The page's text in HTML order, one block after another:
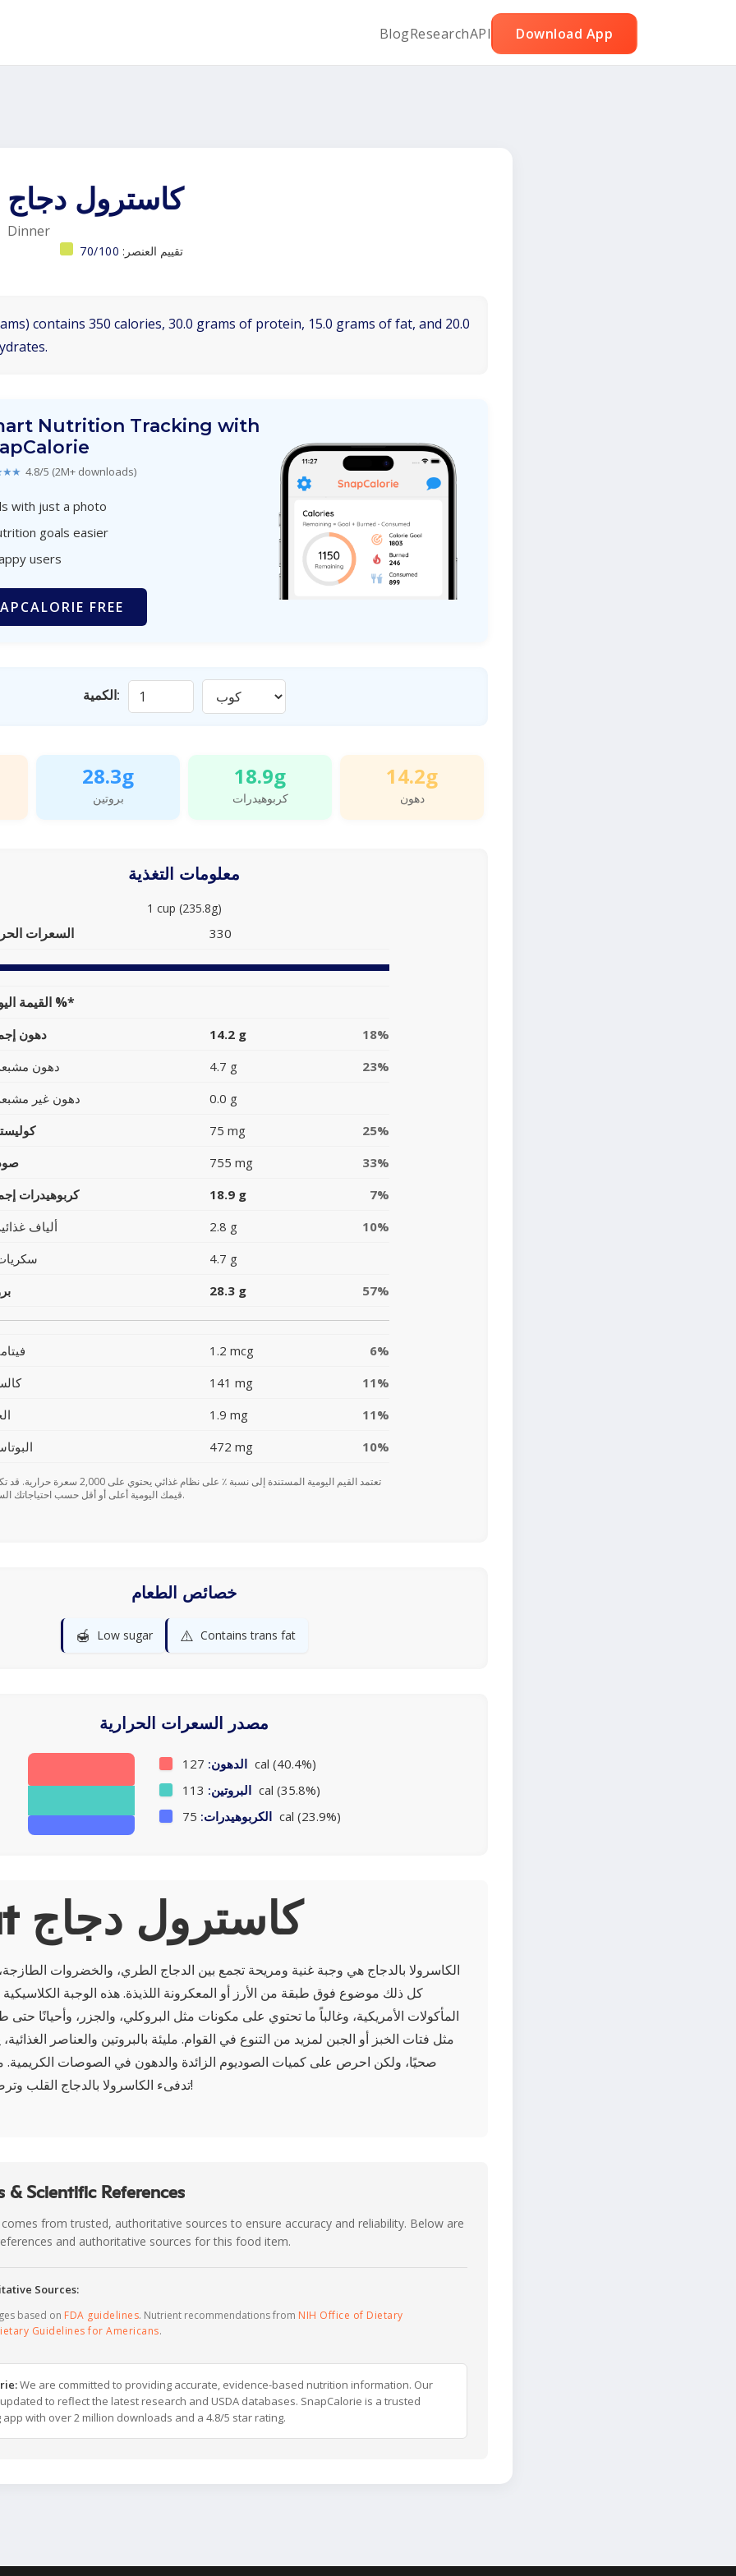
BlogResearchAPI Download App
كاسترول دجاج
Dinner
تقييم العنصر: 70/100
contains 350 calories, 30.0 grams of protein, 15.0 grams of fat, and 20.0
Nutrition Tracking with
4.8/5 (2M+ downloads)
with just a photo
goals easier
users
FREE
الكمية:
28.3g
بروتين
18.9g
كربوهيدرات
14.2g
دهون
معلومات التغذية
1 cup (235.8g)
السعرات 330
القيمة اليومية %*
دهون 14.2 g
18%
دهون
4.7 g
23%
دهون غير
0.0 g
75 mg
25%
755 mg
33%
كربوهيدرات
18.9 g
7%
ألياف
2.8 g
10%
4.7 g
28.3 g 57%
1.2 mcg
6%
141 mg
11%
1.9 mg
11%
472 mg 10%
قيمك اليومية أعلى أو أقل حسب احتياجاتك السعرية.
خصائص الطعام
🍯 Low sugar ⚠️ Contains trans fat
مصدر السعرات الحرارية
الدهون: 127 cal (40.4%)
البروتين: 113 cal (35.8%)
الكربوهيدرات: 75 cal (23.9%)
About كاسترول دجاج
الكاسرولا بالدجاج هي وجبة غنية ومريحة تجمع بين الدجاج الطري، والخضروات
كل ذلك موضوع فوق طبقة من الأرز أو المعكرونة اللذيذة. هذه الوجبة
المأكولات الأمريكية، وغالباً ما تحتوي على مكونات مثل البروكلي، والجزر، وأحيانًا
مثل فتات الخبز أو الجبن لمزيد من التنوع في القوام. مليئة بالبروتين والعناصر
صحيًا، ولكن احرص على كميات الصوديوم الزائدة والدهون في الصوصات الكريمية.
تدفىء الكاسرولا بالدجاج القلب وترضي الحاسة التذوقية!
& Scientific References
from trusted, authoritative sources to ensure accuracy and reliability. Below are
and authoritative sources for this food item.
Sources:
based on FDA guidelines. Nutrient recommendations from NIH Office of Dietary
Guidelines for Americans.
We are committed to providing accurate, evidence-based nutrition information. Our
to reflect the latest research and USDA databases. SnapCalorie is a trusted
with over 2 million downloads and a 4.8/5 star rating.